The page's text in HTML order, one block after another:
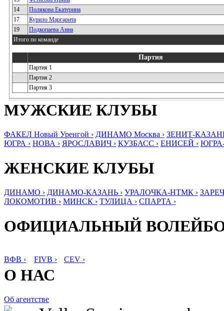
14
Полякова Екатерина
17
Курило Маргарита
19
Подкопаева Анна
Итого по команде
Партия
Партия 1
Партия 2
Партия 3
МУЖСКИЕ КЛУБЫ
ФАКЕЛ Новый Уренгой › ДИНАМО Москва › ЗЕНИТ-
ЮГРА › НОВА › ЯРОСЛАВИЧ › КУЗБАСС › ЕНИСЕЙ ›
ЖЕНСКИЕ КЛУБЫ
ДИНАМО › ДИНАМО-КАЗАНЬ › УРАЛОЧКА-НТМК ›
ЛОКОМОТИВ › МИНСК › ТУЛИЦА › СПАРТА ›
ОФИЦИАЛЬНЫЙ
ВФВ › FIVB › CEV ›
О НАС
Об агентстве